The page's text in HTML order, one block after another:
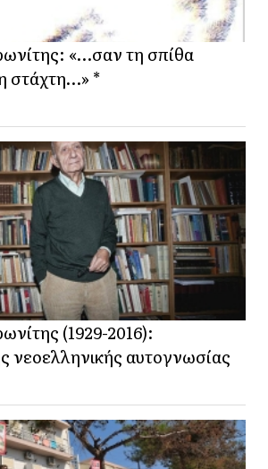
«…σαν τη σπίθα
στάχτη…» *
(1929-2016):
νεοελληνικής αυτογνωσίας